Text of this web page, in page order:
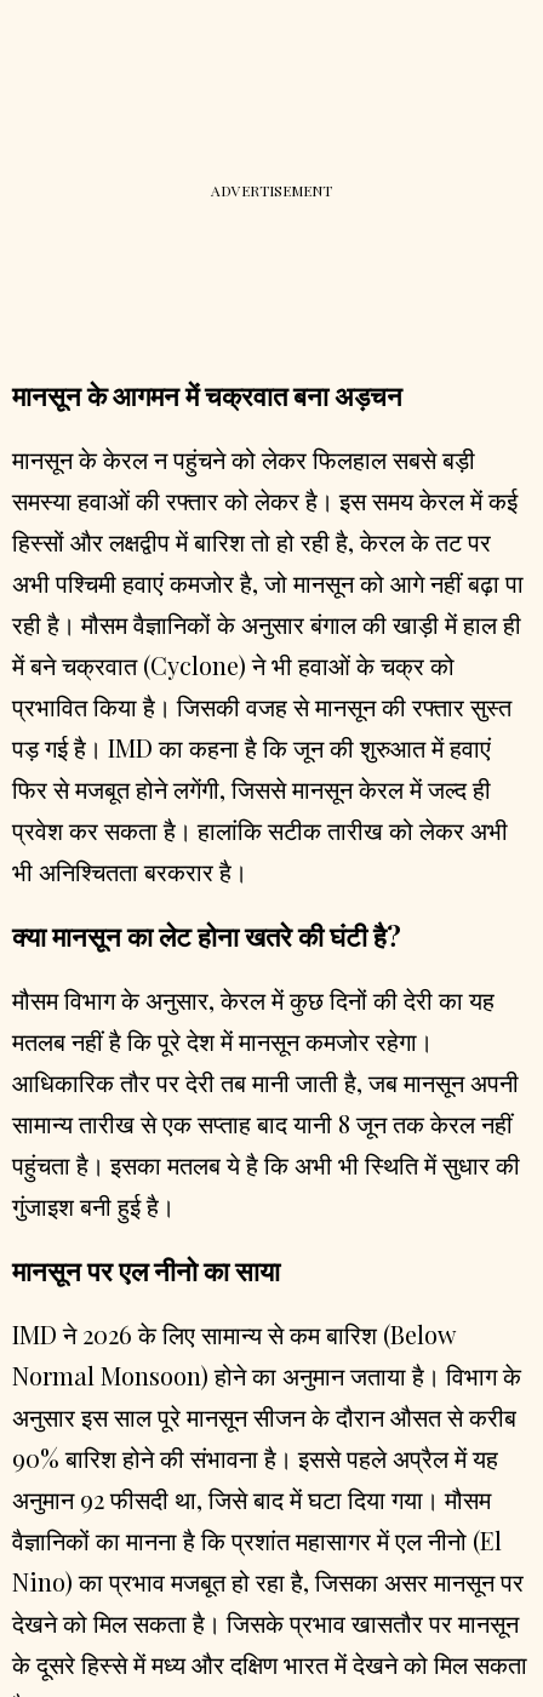
मानसून के आगमन में चक्रवात बना अड़चन
मानसून के केरल न पहुंचने को लेकर फिलहाल सबसे बड़ी
समस्या हवाओं की रफ्तार को लेकर है। इस समय केरल में कई
हिस्सों और लक्षद्वीप में बारिश तो हो रही है, केरल के तट पर
अभी पश्चिमी हवाएं कमजोर है, जो मानसून को आगे नहीं बढ़ा पा
रही है। मौसम वैज्ञानिकों के अनुसार बंगाल की खाड़ी में हाल ही
में बने चक्रवात (Cyclone) ने भी हवाओं के चक्र को
प्रभावित किया है। जिसकी वजह से मानसून की रफ्तार सुस्त
पड़ गई है। IMD का कहना है कि जून की शुरुआत में हवाएं
फिर से मजबूत होने लगेंगी, जिससे मानसून केरल में जल्द ही
प्रवेश कर सकता है। हालांकि सटीक तारीख को लेकर अभी
भी अनिश्चितता बरकरार है।
क्या मानसून का लेट होना खतरे की घंटी है?
मौसम विभाग के अनुसार, केरल में कुछ दिनों की देरी का यह
मतलब नहीं है कि पूरे देश में मानसून कमजोर रहेगा।
आधिकारिक तौर पर देरी तब मानी जाती है, जब मानसून अपनी
सामान्य तारीख से एक सप्ताह बाद यानी 8 जून तक केरल नहीं
पहुंचता है। इसका मतलब ये है कि अभी भी स्थिति में सुधार की
गुंजाइश बनी हुई है।
मानसून पर एल नीनो का साया
IMD ने 2026 के लिए सामान्य से कम बारिश (Below
Normal Monsoon) होने का अनुमान जताया है। विभाग के
अनुसार इस साल पूरे मानसून सीजन के दौरान औसत से करीब
90% बारिश होने की संभावना है। इससे पहले अप्रैल में यह
अनुमान 92 फीसदी था, जिसे बाद में घटा दिया गया। मौसम
वैज्ञानिकों का मानना है कि प्रशांत महासागर में एल नीनो (El
Nino) का प्रभाव मजबूत हो रहा है, जिसका असर मानसून पर
देखने को मिल सकता है। जिसके प्रभाव खासतौर पर मानसून
के दूसरे हिस्से में मध्य और दक्षिण भारत में देखने को मिल सकता